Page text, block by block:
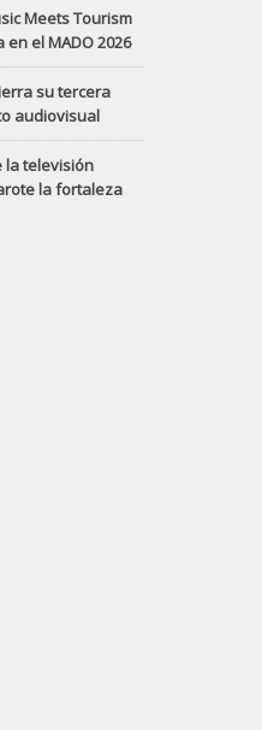
Meets Tourism
el MADO 2026
su tercera
audiovisual
la televisión
la fortaleza